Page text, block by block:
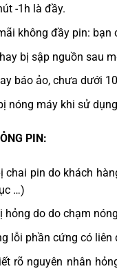
-1h là đầy.
không đầy pin: bạn
bị sập nguồn sau
báo ảo, chưa dưới
nóng máy khi sử
PIN:
chai pin do khách
…)
hỏng do do chạm
lỗi phần cứng có liên
rõ nguyên nhân